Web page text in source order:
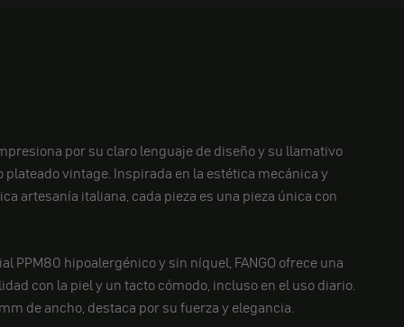
por su claro lenguaje de diseño y su llamativo
plateado vintage. Inspirada en la estética mecánica y
artesanía italiana, cada pieza es una pieza única con
PPM80 hipoalergénico y sin níquel, FANGO ofrece una
con la piel y un tacto cómodo, incluso en el uso diario.
de ancho, destaca por su fuerza y elegancia.